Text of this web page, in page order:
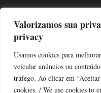
Valorizamos sua
privacy
Usamos cookies para
veicular anúncios ou
tráfego. Ao clicar em
cookies. / We use cookies to
TODAS OS